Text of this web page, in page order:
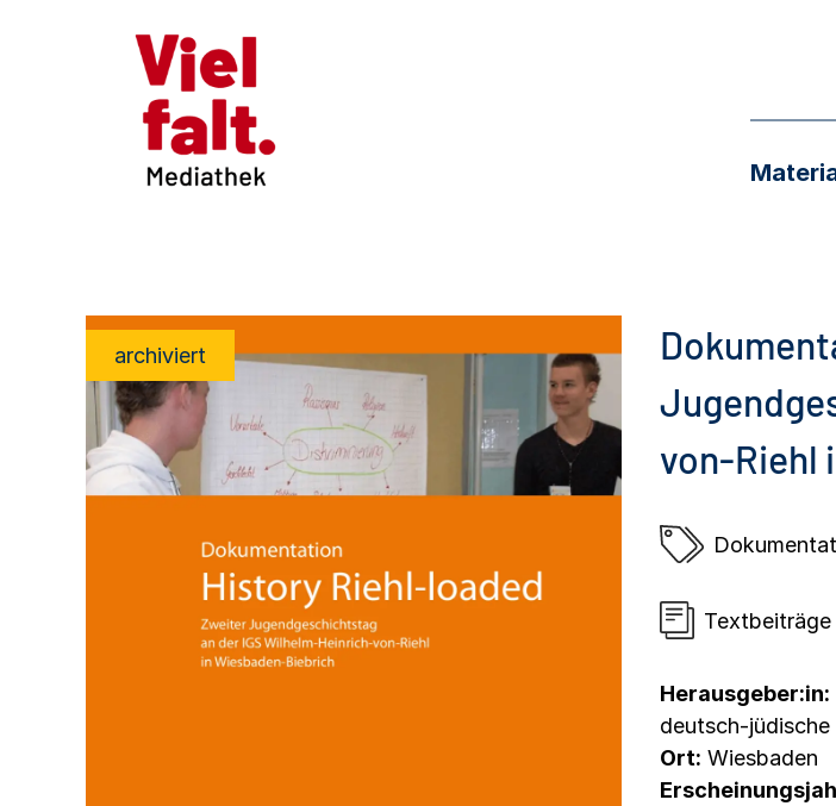
archiviert
von-Riehl
Textbeiträge
Herausgeber:in:
deutsch-jüdische
Ort: Wiesbaden